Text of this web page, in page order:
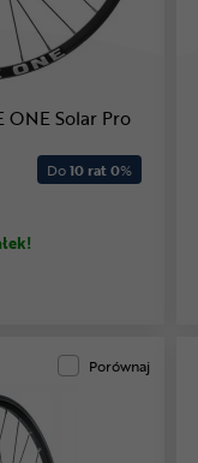
ONE Solar Pro
Do10 rat 0%
Porównaj